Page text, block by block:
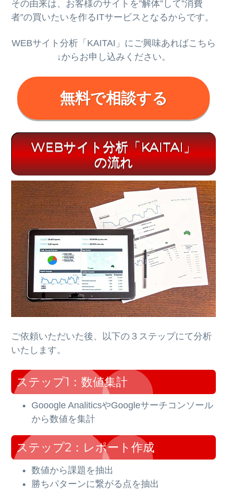
その由来は、お客様のサイトを”解体”して”消費
者”の買いたいを作るITサービスとなるからです。
WEBサイト分析「KAITAI」にご興味あればこちら
↓からお申し込みください。
無料で相談する
WEBサイト分析「KAITAI」
の流れ
ご依頼いただいた後、以下の３ステップにて分析
いたします。
ステップ1：数値集計
Gooogle AnaliticsやGoogleサーチコンソール
から数値を集計
ステップ2：レポート作成
数値から課題を抽出
勝ちパターンに繋がる点を抽出